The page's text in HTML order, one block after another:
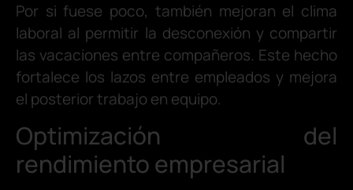
Por si fuese poco, también mejoran el clima
laboral al permitir la desconexión y compartir
las vacaciones entre compañeros. Este hecho
fortalece los lazos entre empleados y mejora
el posterior trabajo en equipo.
Optimización del
rendimiento empresarial